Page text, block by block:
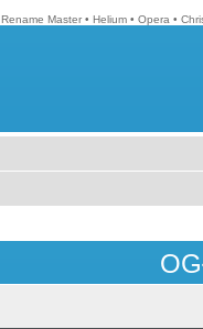
Rename Master • Helium • Opera •